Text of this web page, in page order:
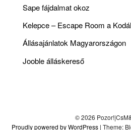
Sape fájdalmat okoz
Kelepce – Escape Room a
Állásajánlatok Magyarországon
Jooble álláskereső
© 2026
Proudly powered by WordPress | Theme: